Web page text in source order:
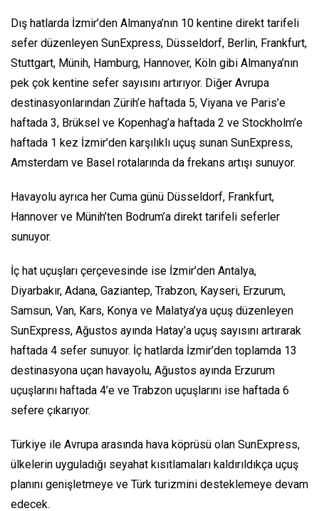
Dış hatlarda İzmir’den Almanya’nın 10 kentine direkt tarifeli
sefer düzenleyen SunExpress, Düsseldorf, Berlin, Frankfurt,
Stuttgart, Münih, Hamburg, Hannover, Köln gibi Almanya’nın
pek çok kentine sefer sayısını artırıyor. Diğer Avrupa
destinasyonlarından Zürih’e haftada 5, Viyana ve Paris’e
haftada 3, Brüksel ve Kopenhag’a haftada 2 ve Stockholm’e
haftada 1 kez İzmir’den karşılıklı uçuş sunan SunExpress,
Amsterdam ve Basel rotalarında da frekans artışı sunuyor.
Havayolu ayrıca her Cuma günü Düsseldorf, Frankfurt,
Hannover ve Münih’ten Bodrum’a direkt tarifeli seferler
sunuyor.
İç hat uçuşları çerçevesinde ise İzmir’den Antalya,
Diyarbakır, Adana, Gaziantep, Trabzon, Kayseri, Erzurum,
Samsun, Van, Kars, Konya ve Malatya’ya uçuş düzenleyen
SunExpress, Ağustos ayında Hatay’a uçuş sayısını artırarak
haftada 4 sefer sunuyor. İç hatlarda İzmir’den toplamda 13
destinasyona uçan havayolu, Ağustos ayında Erzurum
uçuşlarını haftada 4’e ve Trabzon uçuşlarını ise haftada 6
sefere çıkarıyor.
Türkiye ile Avrupa arasında hava köprüsü olan SunExpress,
ülkelerin uyguladığı seyahat kısıtlamaları kaldırıldıkça uçuş
planını genişletmeye ve Türk turizmini desteklemeye devam
edecek.